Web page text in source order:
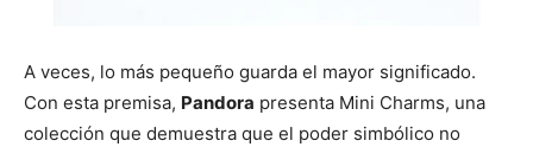
A veces, lo más pequeño guarda el mayor significado.
Con esta premisa, Pandora presenta Mini Charms, una
colección que demuestra que el poder simbólico no